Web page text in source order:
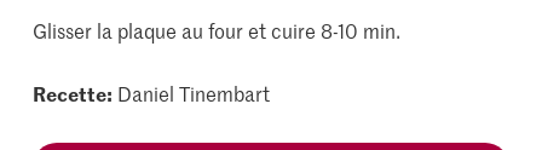
Glisser la plaque au four et cuire 8-10 min.
Recette: Daniel Tinembart